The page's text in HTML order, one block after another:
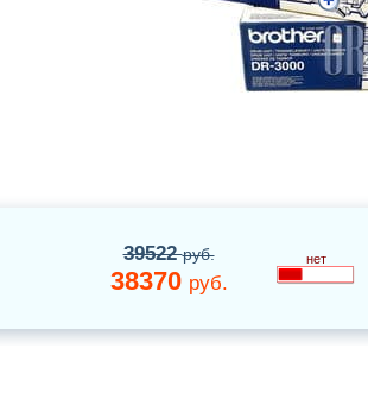
39522руб.
38370 руб.
нет